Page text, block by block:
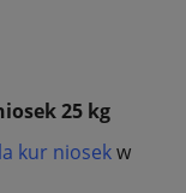
25 kg
kur niosekw